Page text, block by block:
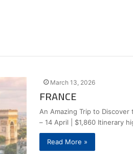
March 13, 2026
FRANCE
An Amazing Trip to
– 14 April | $1,860 Itinerary
Read More »